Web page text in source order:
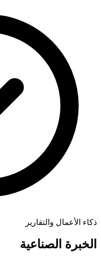
ذكاء الأعمال والتقارير
الخبرة الصناعية